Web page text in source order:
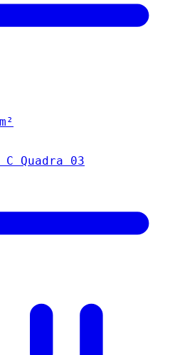
Quadra 03